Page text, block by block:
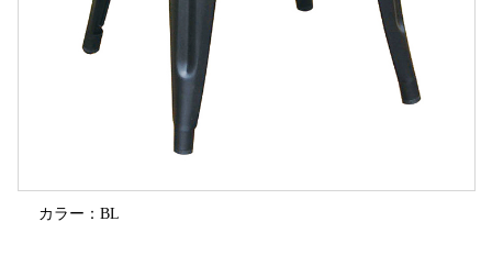
カラー：BL